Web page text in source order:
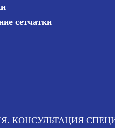
сетчатки
КОНСУЛЬТАЦИЯ